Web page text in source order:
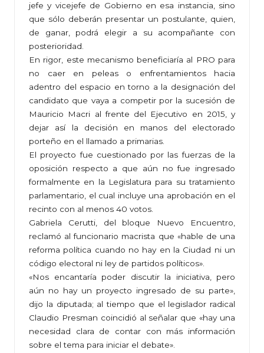
jefe y vicejefe de Gobierno en esa instancia, sino
que sólo deberán presentar un postulante, quien,
de ganar, podrá elegir a su acompañante con
posterioridad.
En rigor, este mecanismo beneficiaría al PRO para
no caer en peleas o enfrentamientos hacia
adentro del espacio en torno a la designación del
candidato que vaya a competir por la sucesión de
Mauricio Macri al frente del Ejecutivo en 2015, y
dejar así la decisión en manos del electorado
porteño en el llamado a primarias.
El proyecto fue cuestionado por las fuerzas de la
oposición respecto a que aún no fue ingresado
formalmente en la Legislatura para su tratamiento
parlamentario, el cual incluye una aprobación en el
recinto con al menos 40 votos.
Gabriela Cerutti, del bloque Nuevo Encuentro,
reclamó al funcionario macrista que «hable de una
reforma política cuando no hay en la Ciudad ni un
código electoral ni ley de partidos políticos».
«Nos encantaría poder discutir la iniciativa, pero
aún no hay un proyecto ingresado de su parte»,
dijo la diputada; al tiempo que el legislador radical
Claudio Presman coincidió al señalar que «hay una
necesidad clara de contar con más información
sobre el tema para iniciar el debate».